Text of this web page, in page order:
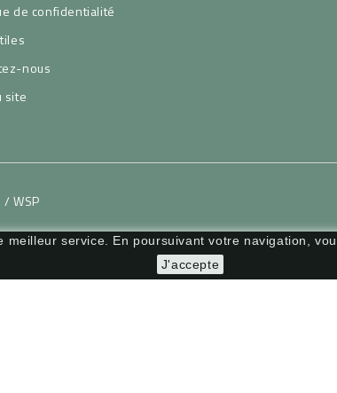
de confidentialité
nous
site
service. En poursuivant votre navigation,
J'accepte
WSP